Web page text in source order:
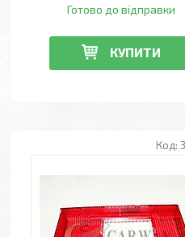
Готово до відправки
КУПИТИ